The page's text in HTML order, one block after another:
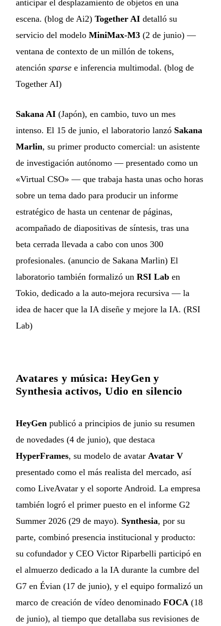
anticipar el desplazamiento de objetos en una
escena. (blog de Ai2) Together AI detalló su
servicio del modelo MiniMax-M3 (2 de junio) —
ventana de contexto de un millón de tokens,
atención sparse e inferencia multimodal. (blog de
Together AI)
Sakana AI (Japón), en cambio, tuvo un mes
intenso. El 15 de junio, el laboratorio lanzó Sakana
Marlin, su primer producto comercial: un asistente
de investigación autónomo — presentado como un
«Virtual CSO» — que trabaja hasta unas ocho horas
sobre un tema dado para producir un informe
estratégico de hasta un centenar de páginas,
acompañado de diapositivas de síntesis, tras una
beta cerrada llevada a cabo con unos 300
profesionales. (anuncio de Sakana Marlin) El
laboratorio también formalizó un RSI Lab en
Tokio, dedicado a la auto-mejora recursiva — la
idea de hacer que la IA diseñe y mejore la IA. (RSI
Lab)
Avatares y música: HeyGen y
Synthesia activos, Udio en silencio
HeyGen publicó a principios de junio su resumen
de novedades (4 de junio), que destaca
HyperFrames, su modelo de avatar Avatar V
presentado como el más realista del mercado, así
como LiveAvatar y el soporte Android. La empresa
también logró el primer puesto en el informe G2
Summer 2026 (29 de mayo). Synthesia, por su
parte, combinó presencia institucional y producto:
su cofundador y CEO Victor Riparbelli participó en
el almuerzo dedicado a la IA durante la cumbre del
G7 en Évian (17 de junio), y el equipo formalizó un
marco de creación de vídeo denominado FOCA (18
de junio), al tiempo que detallaba sus revisiones de